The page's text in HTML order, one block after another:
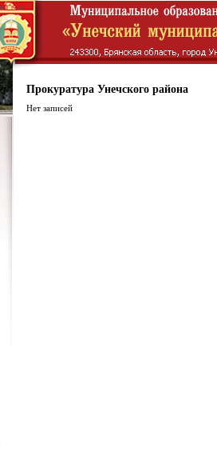
Прокуратура Унечского района
Нет записей